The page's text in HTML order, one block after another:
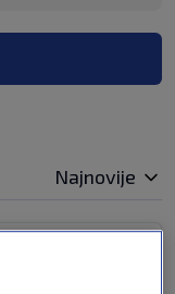
Najnovije